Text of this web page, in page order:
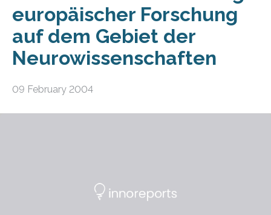
europäischer Forschung
auf dem Gebiet der
Neurowissenschaften
09 February 2004